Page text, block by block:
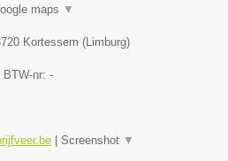
maps ▼
Kortessem ( Limburg)
, BTW-nr: -
Screenshot ▼